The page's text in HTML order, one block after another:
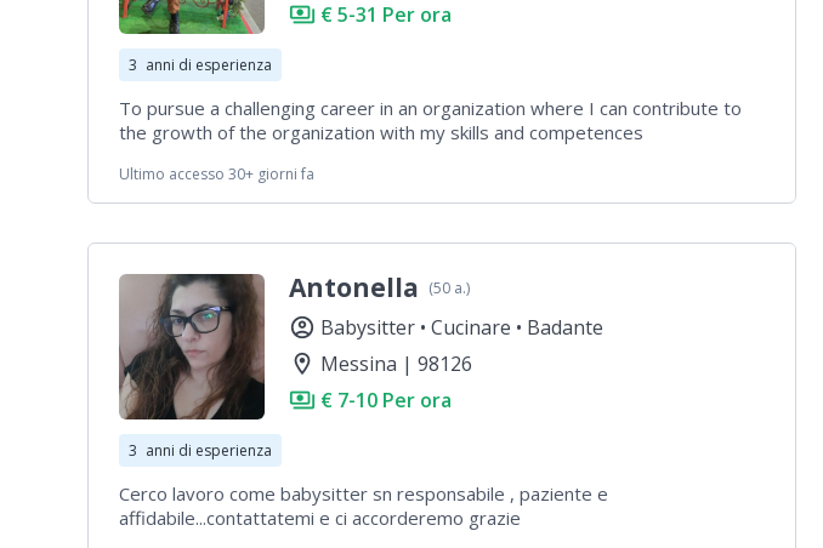
payments € 5-31 Per ora
3 anni di esperienza
To pursue a challenging career in an organization where I can contribute to
the growth of the organization with my skills and competences
Ultimo accesso 30+ giorni fa
Antonella (50 a.)
account_circle Babysitter • Cucinare • Badante
location_on Messina | 98126
payments € 7-10 Per ora
3 anni di esperienza
Cerco lavoro come babysitter sn responsabile , paziente e
affidabile...contattatemi e ci accorderemo grazie